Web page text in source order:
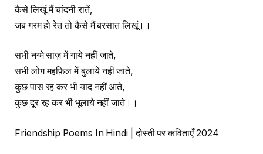
कैसे लिखूं मैं चांदनी रातें,
जब गरम हो रेत तो कैसे मैं बरसात लिखूं।।
सभी नग्मे साज़ में गाये नहीं जाते,
सभी लोग महफ़िल में बुलाये नहीं जाते,
कुछ पास रह कर भी याद नहीं आते,
कुछ दूर रह कर भी भूलाये नहीं जाते।।
Friendship Poems In Hindi | दोस्ती पर कविताएँ 2024